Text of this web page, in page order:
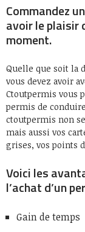
Commandez
avoir le plaisir
moment.
Quelle que soit la
vous devez avoir
Ctoutpermis vous
permis de
ctoutpermis non
mais aussi vos
grises, vos points
Voici les
l’achat d’un
Gain de temps